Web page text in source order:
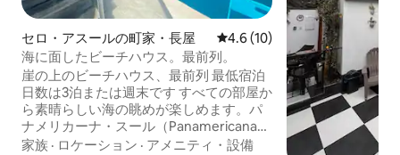
セロ・アスールの町家・長屋 レビュー10件、5つ星中4.6つ
4.6 (10)
海に面したビーチハウス。最前列。
崖の上のビーチハウス、最前列 最低宿泊
日数は3泊または週末です すべての部屋か
ら素晴らしい海の眺めが楽しめます。パ
ナメリカーナ・スール（Panamericana
Sur）124.6キロ地点に位置し、アジア
家族 · ロケーション · アメニティ・設備